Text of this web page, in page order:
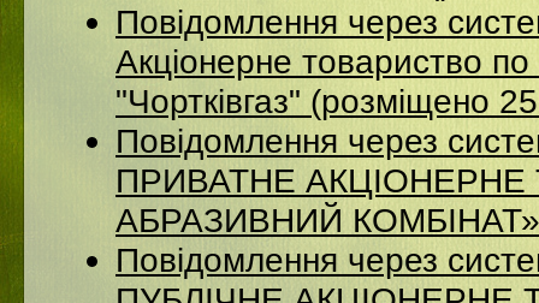
Повідомлення через
Акціонерне товариство по
"Чортківгаз" (розміщено
Повідомлення через
ПРИВАТНЕ
АБРАЗИВНИЙ КОМБІНАТ»
Повідомлення через